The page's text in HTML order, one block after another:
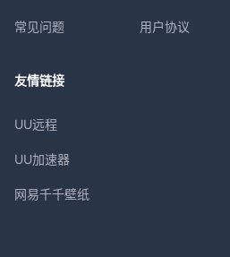
常见问题 用户协议
友情链接
UU远程
UU加速器
网易千千壁纸